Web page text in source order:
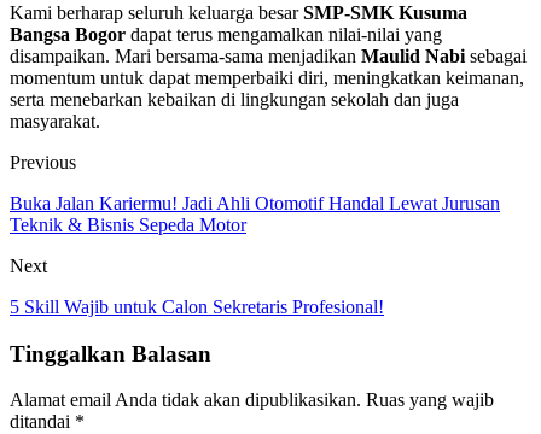
Kami berharap seluruh keluarga besarSMP-SMK Kusuma
Bangsa Bogor dapat terus mengamalkan nilai-nilai yang
disampaikan. Mari bersama-sama menjadikan Maulid Nabi sebagai
momentum untuk dapat memperbaiki diri, meningkatkan keimanan,
serta menebarkan kebaikan di lingkungan sekolah dan juga
masyarakat.
Previous
Buka Jalan Kariermu! Jadi Ahli Otomotif Handal Lewat Jurusan
Teknik & Bisnis Sepeda Motor
Next
5 Skill Wajib untuk Calon Sekretaris Profesional!
Tinggalkan Balasan
Alamat email Anda tidak akan dipublikasikan. Ruas yang wajib
ditandai *